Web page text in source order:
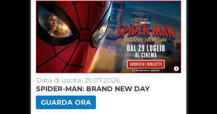
Data di uscita: 29.07.2026
SPIDER-MAN: BRAND NEW DAY
GUARDA ORA